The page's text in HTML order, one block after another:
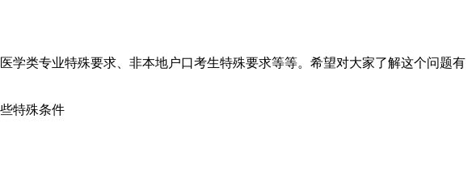
医学类专业特殊要求、 非本地户口考生特殊要求等等。希望对大家了解这个问题有